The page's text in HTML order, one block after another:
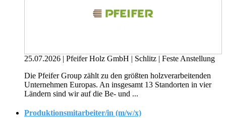
25.07.2026 Pfeifer Holz GmbH Schlitz
Feste Anstellung
Die Pfeifer Group zählt zu den größten holzverarbeitenden
Unternehmen Europas. An insgesamt 13 Standorten in vier
Ländern sind wir auf die Be- und ...
Produktionsmitarbeiter/in (m/w/x)